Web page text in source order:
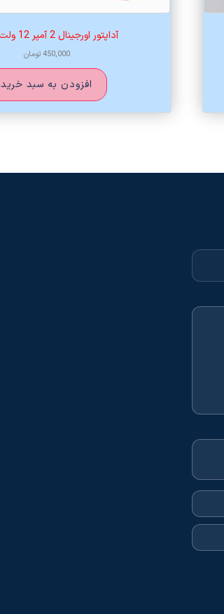
آداپتور اورجینال 2 آمپر 12 ولت اصلی
450,000تومان
افزودن به سبد خرید